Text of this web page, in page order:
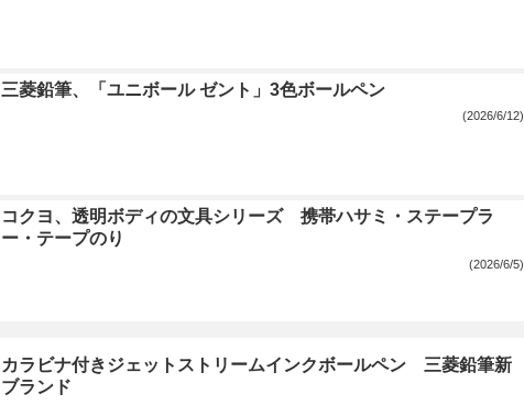
三菱鉛筆、「ユニボール ゼント」3色ボールペン
(2026/6/12)
コクヨ、透明ボディの文具シリーズ 携帯ハサミ・ステープラ
ー・テープのり
(2026/6/5)
カラビナ付きジェットストリームインクボールペン 三菱鉛筆新
ブランド